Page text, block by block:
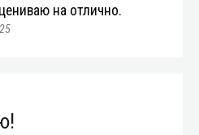
на отлично.